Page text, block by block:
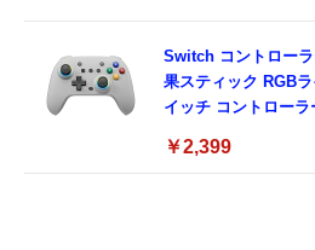
Switch コントロー
果スティック RGB
イッチ コントロー
リー Switch/
￥2,399